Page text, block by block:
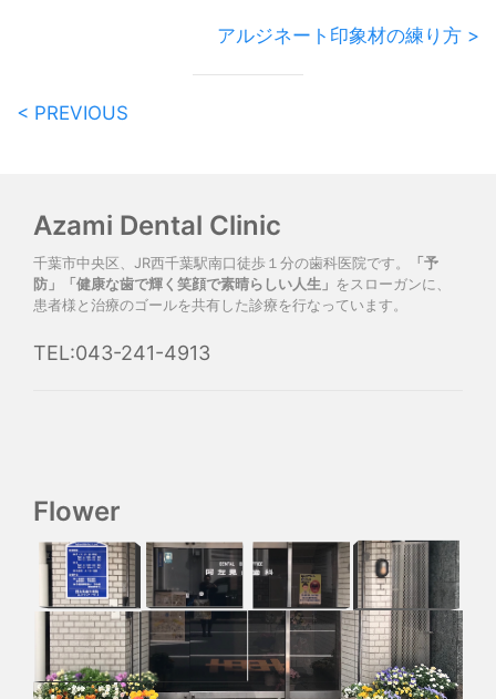
アルジネート印象材の練り方 >
< PREVIOUS
Azami Dental Clinic
千葉市中央区、JR西千葉駅南口徒歩１分の歯科医院です。
「予
防」「健康な歯で輝く笑顔で素晴らしい人生」 をスローガンに、
患者様と治療のゴールを共有した診療を行なっています。
TEL:043-241-4913
Flower